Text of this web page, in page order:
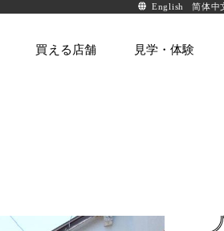
English 简体中
買える店舗 見学・体験